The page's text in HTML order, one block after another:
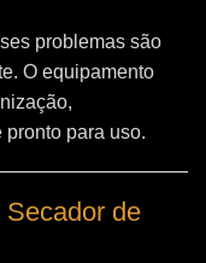
problemas são
O equipamento
para uso.
de